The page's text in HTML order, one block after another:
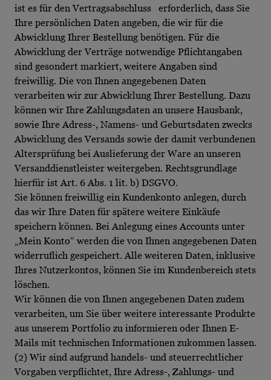
ist es für den Vertragsabschluss erforderlich, dass Sie
Ihre persönlichen Daten angeben, die wir für die
Abwicklung Ihrer Bestellung benötigen. Für die
Abwicklung der Verträge notwendige Pflichtangaben
sind gesondert markiert, weitere Angaben sind
freiwillig. Die von Ihnen angegebenen Daten
verarbeiten wir zur Abwicklung Ihrer Bestellung. Dazu
können wir Ihre Zahlungsdaten an unsere Hausbank,
sowie Ihre Adress-, Namens- und Geburtsdaten zwecks
Abwicklung des Versands sowie der damit verbundenen
Altersprüfung bei Auslieferung der Ware an unseren
Versanddienstleister weitergeben. Rechtsgrundlage
hierfür ist Art. 6 Abs. 1 lit. b) DSGVO.
Sie können freiwillig ein Kundenkonto anlegen, durch
das wir Ihre Daten für spätere weitere Einkäufe
speichern können. Bei Anlegung eines Accounts unter
„Mein Konto“ werden die von Ihnen angegebenen Daten
widerruflich gespeichert. Alle weiteren Daten, inklusive
Ihres Nutzerkontos, können Sie im Kundenbereich stets
löschen.
Wir können die von Ihnen angegebenen Daten zudem
verarbeiten, um Sie über weitere interessante Produkte
aus unserem Portfolio zu informieren oder Ihnen E-
Mails mit technischen Informationen zukommen lassen.
(2) Wir sind aufgrund handels- und steuerrechtlicher
Vorgaben verpflichtet, Ihre Adress-, Zahlungs- und